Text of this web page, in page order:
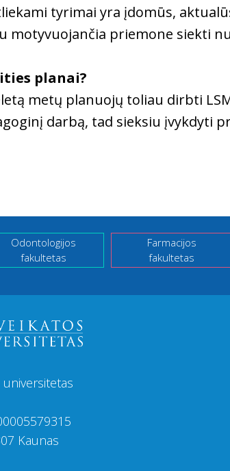
tyrimai yra įdomūs,
motyvuojančia priemone siekti
planai?
metų planuojų toliau dirbti
darbą, tad sieksiu įvykdyti
Odontologijos
fakultetas
Farmacijos
fakultetas
Kaunas